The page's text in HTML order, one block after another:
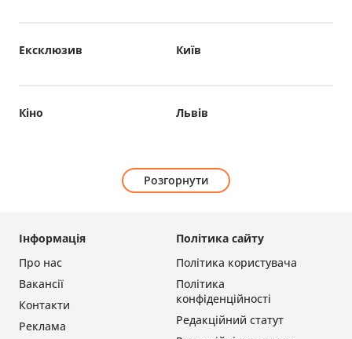
Ексклюзив Київ
Кіно Львів
Розгорнути
Політика сайту
Політика користувача
Політика
конфіденційності
Редакційний статут
Інформація
Про нас
Вакансії
Контакти
Реклама